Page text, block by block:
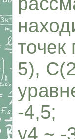
5),
-4,5;
у4 ~ -